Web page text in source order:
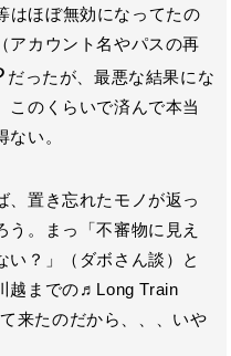
はほぼ無効になってたの
アカウント名やパスの再
だったが、最悪な結果にな
このくらいで済んで本当
い。
、置き忘れたモノが返っ
。まっ「不審物に見え
い？」（ダボさん談）と
越までの♬Long Train
来たのだから、、、いや